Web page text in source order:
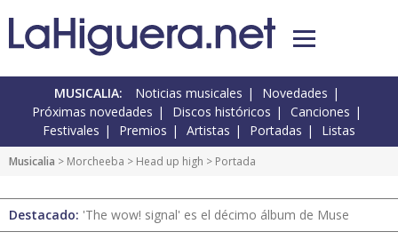
MUSICALIA: Noticias musicales
Novedades
Próximas novedades
Discos históricos
Canciones
Festivales
Premios Artistas Portadas Listas
Musicalia > Morcheeba > Head up high > Portada
Destacado: 'The wow! signal' es el décimo álbum de Muse